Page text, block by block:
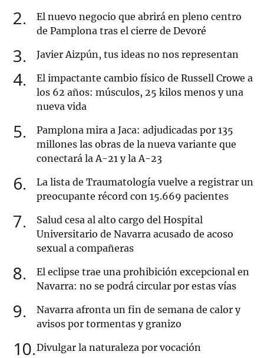
2
El nuevo negocio que abrirá en pleno centro
de Pamplona tras el cierre de Devoré
3 Javier Aizpún, tus ideas no nos representan
4
El impactante cambio físico de Russell Crowe a
los 62 años: músculos, 25 kilos menos y una
nueva vida
5
Pamplona mira a Jaca: adjudicadas por 135
millones las obras de la nueva variante que
conectará la A-21 y la A-23
6
La lista de Traumatología vuelve a registrar un
preocupante récord con 15.669 pacientes
7
Salud cesa al alto cargo del Hospital
Universitario de Navarra acusado de acoso
sexual a compañeras
8
El eclipse trae una prohibición excepcional en
Navarra: no se podrá circular por estas vías
9
Navarra afronta un fin de semana de calor y
avisos por tormentas y granizo
10 Divulgar la naturaleza por vocación